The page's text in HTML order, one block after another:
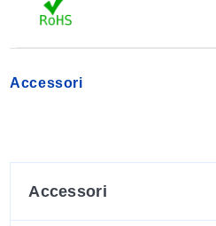
Accessori
Accessori